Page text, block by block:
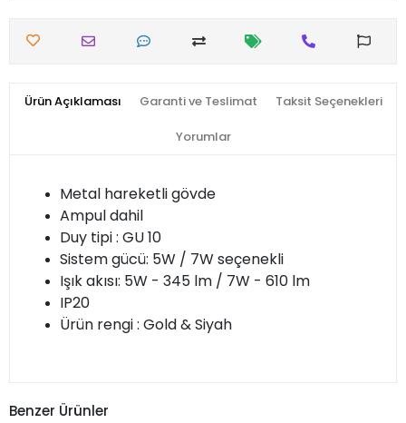
Ürün Açıklaması Garanti ve Teslimat Taksit Seçenekleri
Yorumlar
Metal hareketli gövde
Ampul dahil
Duy tipi : GU 10
Sistem gücü: 5W / 7W seçenekli
Işık akısı: 5W - 345 lm / 7W - 610 lm
IP20
Ürün rengi : Gold & Siyah
Benzer Ürünler